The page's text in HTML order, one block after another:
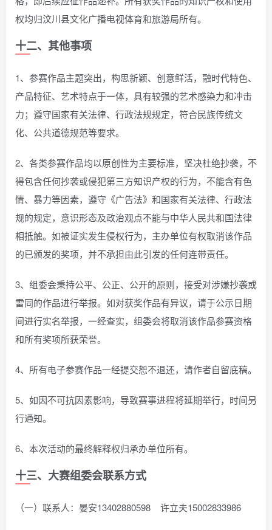
权均归汶川县文化广播电视体育和旅游局所有。
十二、其他事项
1、参赛作品主题突出，构思新颖、创意鲜活，融时代特色、
产品特征、艺术特点于一体，具有较强的艺术感染力和冲击
力；遵守国家有关法律、行政法规规定，符合民族传统文
化、公共道德规范等要求。
2、各类参赛作品均以原创性为主要标准，坚决杜绝抄袭，不
得包含任何抄袭或侵犯第三方知识产权的行为，不能含有色
情、暴力等因素，遵守《广告法》和国家有关法律、行政法
规的规定，意识形态及政治观点不能与中华人民共和国法律
相抵触。如被证实发生侵权行为，主办单位有权取消该作品
的已颁发的奖项，并不承担由此引发的任何连带责任。
3、组委会秉持公平、公正、公开的原则，接受对涉嫌抄袭或
雷同的作品进行举报。如对获奖作品有异议，请于公示日期
间进行实名举报，一经查实，组委会将取消该作品参赛资格
和所有奖项所获荣誉。
4、所有电子参赛作品一经提交恕不退还，请作者自留底稿。
5、如因不可抗因素影响，导致赛事进程将延期举行，时间另
行通知。
6、本次活动的最终解释权归承办单位所有。
十三、大赛组委会联系方式
（一）联系人：晏安13402880598 许立夫15002833986